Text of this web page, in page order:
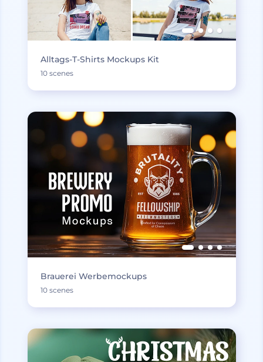
Alltags-T-Shirts Mockups Kit
10 scenes
Brauerei Werbemockups
10 scenes